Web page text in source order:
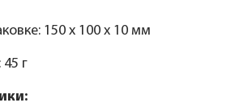
150 x 100 x 10 мм
45 г